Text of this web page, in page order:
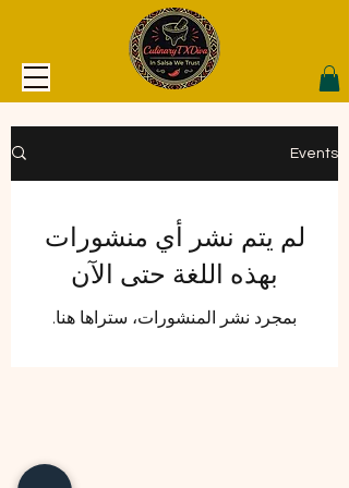
Events
لم يتم نشر أي منشورات
بهذه اللغة حتى الآن
بمجرد نشر المنشورات، ستراها هنا.